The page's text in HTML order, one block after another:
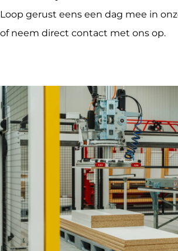
Loop gerust eens een dag mee in
of neem direct contact met ons op.